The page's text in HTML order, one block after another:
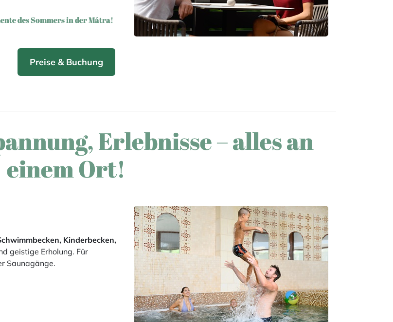
des Sommers in der Mátra!
Preise & Buchung
Erlebnisse – alles an
einem Ort!
Kinderbecken,
geistige Erholung. Für
Saunagänge.